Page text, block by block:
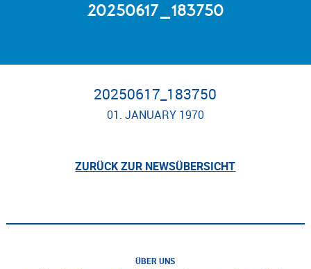
20250617_183750
20250617_183750
01. JANUARY 1970
ZURÜCK ZUR NEWSÜBERSICHT
ÜBER UNS